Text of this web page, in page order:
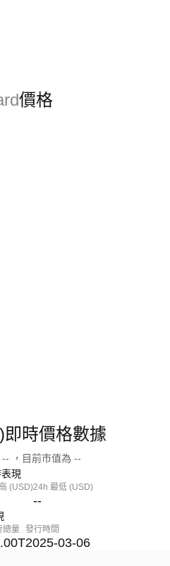
價格
即時價格數據
，目前市值為 --
現
(USD)24h 最低 (USD)
--
總量 發行時間
2025-03-06